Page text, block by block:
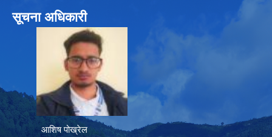
सूचना अधिकारी
आशिष पोख्रेल